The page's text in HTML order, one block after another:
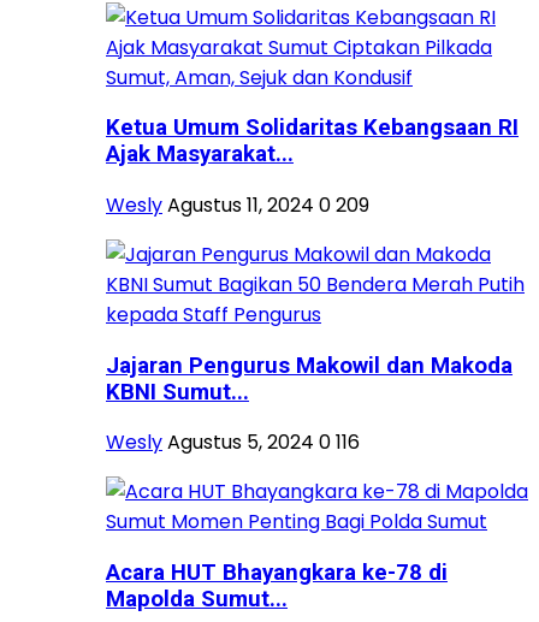
Ketua Umum Solidaritas Kebangsaan RI
Ajak Masyarakat...
WeslyAgustus 11, 2024 0209
Jajaran Pengurus Makowil dan Makoda
KBNI Sumut...
WeslyAgustus 5, 2024 0116
Acara HUT Bhayangkara ke-78 di
Mapolda Sumut...